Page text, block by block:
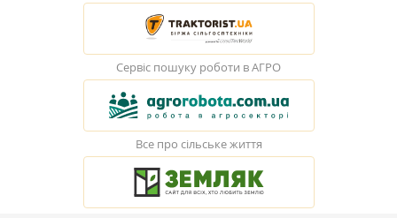
Сервіс пошуку роботи в АГРО
Все про сільське життя